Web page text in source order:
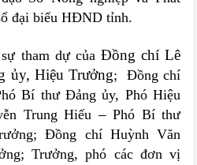
đại biểu HĐND tỉnh.
tham dự của Đồng chí Lê
ủy, Hiệu Trưởng; Đồng chí
Bí thư Đảng ủy, Phó Hiệu
Trung Hiếu–Phó Bí thư
Đồng chí Huỳnh Văn
Trưởng, phó các đơn vị